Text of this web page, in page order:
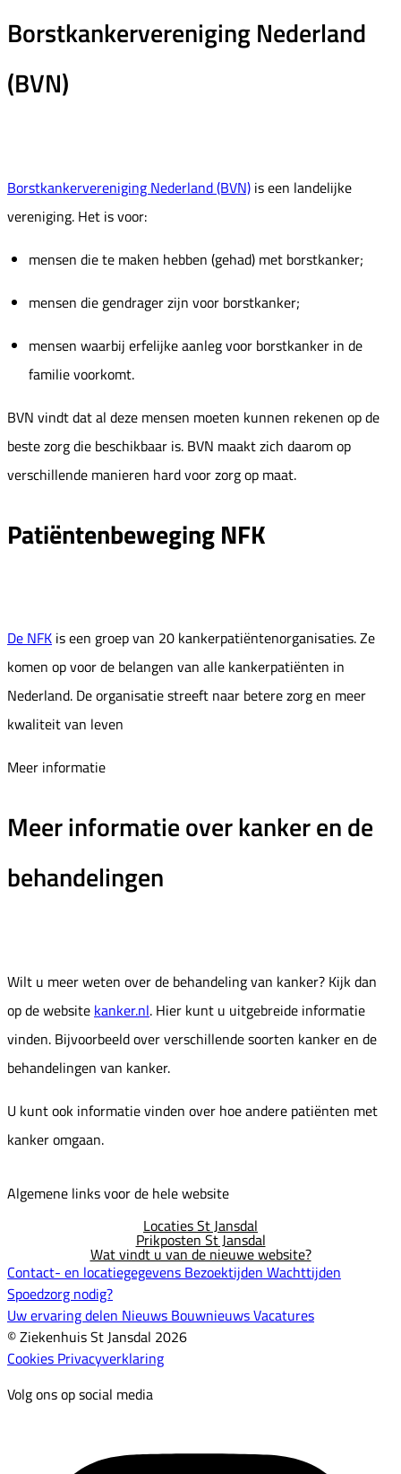
Borstkankervereniging Nederland
(BVN)
Borstkankervereniging Nederland (BVN) is een landelijke
vereniging. Het is voor:
mensen die te maken hebben (gehad) met borstkanker;
mensen die gendrager zijn voor borstkanker;
mensen waarbij erfelijke aanleg voor borstkanker in de
familie voorkomt.
BVN vindt dat al deze mensen moeten kunnen rekenen op de
beste zorg die beschikbaar is. BVN maakt zich daarom op
verschillende manieren hard voor zorg op maat.
Patiëntenbeweging NFK
De NFK is een groep van 20 kankerpatiëntenorganisaties. Ze
komen op voor de belangen van alle kankerpatiënten in
Nederland. De organisatie streeft naar betere zorg en meer
kwaliteit van leven
Meer informatie
Meer informatie over kanker en de
behandelingen
Wilt u meer weten over de behandeling van kanker? Kijk dan
op de website kanker.nl. Hier kunt u uitgebreide informatie
vinden. Bijvoorbeeld over verschillende soorten kanker en de
behandelingen van kanker.
U kunt ook informatie vinden over hoe andere patiënten met
kanker omgaan.
Algemene links voor de hele website
Locaties St Jansdal
Prikposten St Jansdal
Wat vindt u van de nieuwe website?
Contact- en locatiegegevens Bezoektijden Wachttijden
Spoedzorg nodig?
Uw ervaring delen Nieuws BouwnieuwsVacatures
© Ziekenhuis St Jansdal 2026
Cookies Privacyverklaring
Volg ons op social media